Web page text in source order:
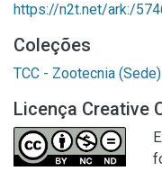
https://n2t.net/ark:/
Coleções
TCC - Zootecnia (Sede)
Licença Creative